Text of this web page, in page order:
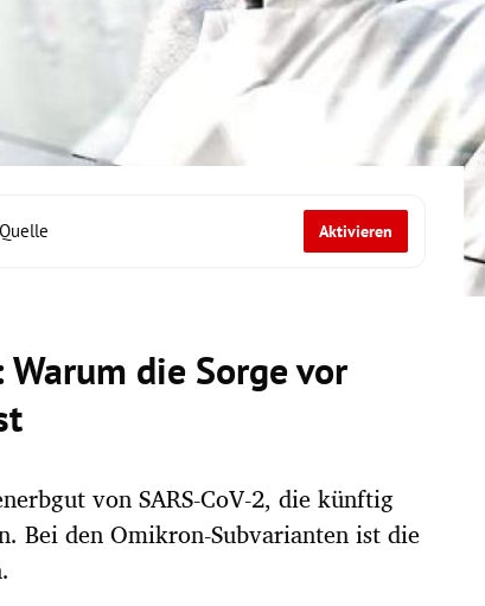
Aktivieren
die Sorge vor
von SARS-CoV-2, die künftig
Bei den Omikron-Subvarianten ist die